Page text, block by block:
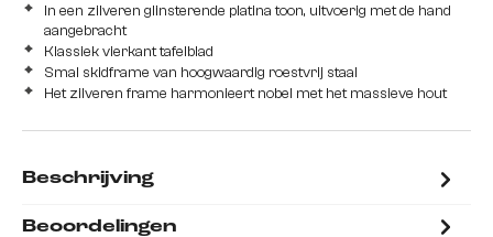
In een zilveren glinsterende platina toon, uitvoerig met de hand
aangebracht
Klassiek vierkant tafelblad
Smal skidframe van hoogwaardig roestvrij staal
Het zilveren frame harmonieert nobel met het massieve hout
Beschrijving
Beoordelingen